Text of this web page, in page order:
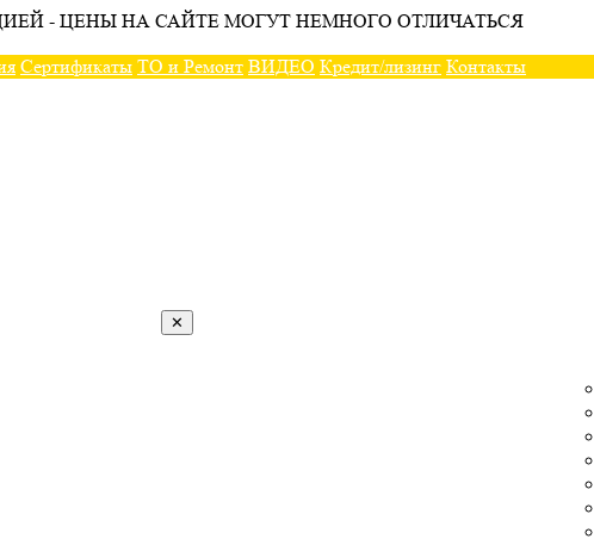
- ЦЕНЫ НА САЙТЕ МОГУТ НЕМНОГО ОТЛИЧАТЬСЯ
Сертификаты ТО и Ремонт ВИДЕО Кредит/лизинг Контакты
✕